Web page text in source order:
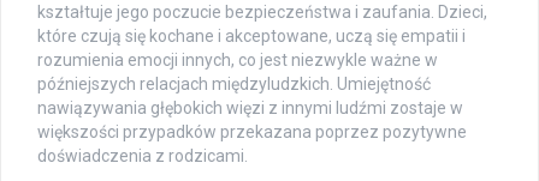
kształtuje jego poczucie bezpieczeństwa i zaufania. Dzieci,
które czują się kochane i akceptowane, uczą się empatii i
rozumienia emocji innych, co jest niezwykle ważne w
późniejszych relacjach międzyludzkich. Umiejętność
nawiązywania głębokich więzi z innymi ludźmi zostaje w
większości przypadków przekazana poprzez pozytywne
doświadczenia z rodzicami.